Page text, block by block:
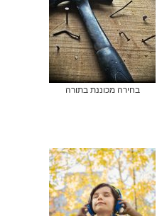
בחירה מכוננת בתורה